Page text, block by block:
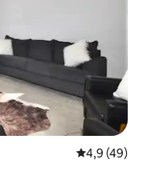
Évaluation
4,9 (49)